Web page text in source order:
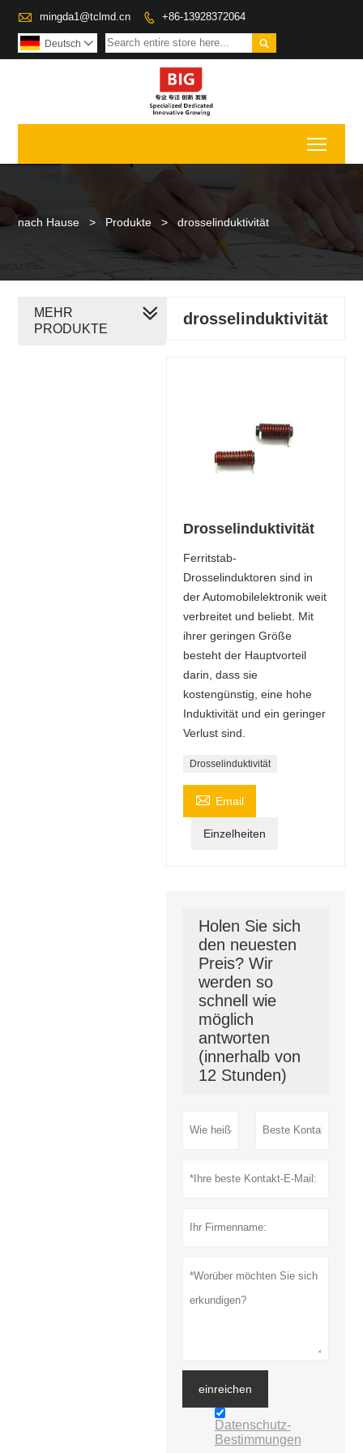
 mingda1@tclmd.cn  +86-13928372064

Deutsch 
nach Hause > Produkte > drosselinduktivität
drosselinduktivität
Drosselinduktivität
Ferritstab-
Drosselinduktoren sind in
der Automobilelektronik weit
verbreitet und beliebt. Mit
ihrer geringen Größe
besteht der Hauptvorteil
darin, dass sie
kostengünstig, eine hohe
Induktivität und ein geringer
Verlust sind.
Drosselinduktivität
 Email
Einzelheiten
Holen Sie sich
den neuesten
Preis? Wir
werden so
schnell wie
möglich
antworten
(innerhalb von
12 Stunden)
einreichen
Datenschutz-
Bestimmungen
MEHR
PRODUKTE